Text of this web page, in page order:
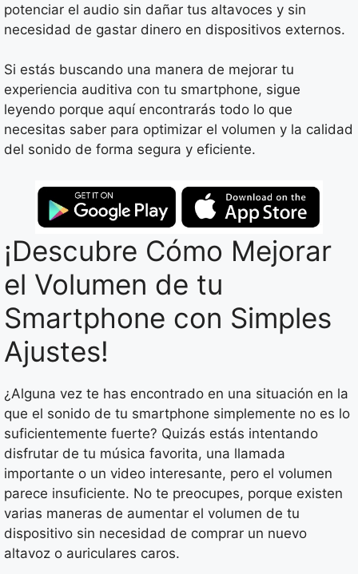
potenciar el audio sin dañar tus altavoces y sin
necesidad de gastar dinero en dispositivos externos.
Si estás buscando una manera de mejorar tu
experiencia auditiva con tu smartphone, sigue
leyendo porque aquí encontrarás todo lo que
necesitas saber para optimizar el volumen y la calidad
del sonido de forma segura y eficiente.
¡Descubre Cómo Mejorar
el Volumen de tu
Smartphone con Simples
Ajustes!
¿Alguna vez te has encontrado en una situación en la
que el sonido de tu smartphone simplemente no es lo
suficientemente fuerte? Quizás estás intentando
disfrutar de tu música favorita, una llamada
importante o un video interesante, pero el volumen
parece insuficiente. No te preocupes, porque existen
varias maneras de aumentar el volumen de tu
dispositivo sin necesidad de comprar un nuevo
altavoz o auriculares caros.